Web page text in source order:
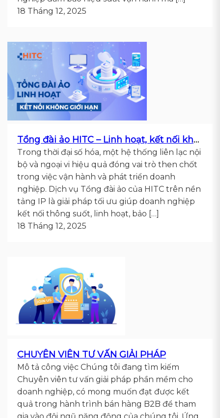
18 Tháng 12, 2025
Tổng đài ảo HITC – Linh hoạt, kết nối không giới hạn cho doanh nghiệp
Trong thời đại số hóa, một hệ thống liên lạc nội
bộ và ngoại vi hiệu quả đóng vai trò then chốt
trong việc vận hành và phát triển doanh
nghiệp. Dịch vụ Tổng đài ảo của HITC trên nền
tảng IP là giải pháp tối ưu giúp doanh nghiệp
kết nối thông suốt, linh hoạt, bảo […]
18 Tháng 12, 2025
CHUYÊN VIÊN TƯ VẤN GIẢI PHÁP
Mô tả công việc Chúng tôi đang tìm kiếm
Chuyên viên tư vấn giải pháp phần mềm cho
doanh nghiệp, có mong muốn đạt được kết
quả trong hành trình bán hàng B2B để tham